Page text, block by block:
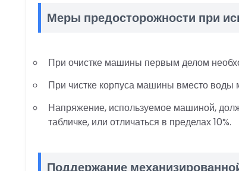
Меры предосторожности при
При очистке машины первым делом
При чистке корпуса машины вместо воды
Напряжение, используемое машиной,
табличке, или отличаться в пределах 10%.
Поддержание